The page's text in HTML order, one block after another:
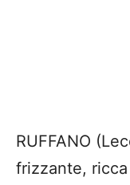
RUFFANO
frizzante,